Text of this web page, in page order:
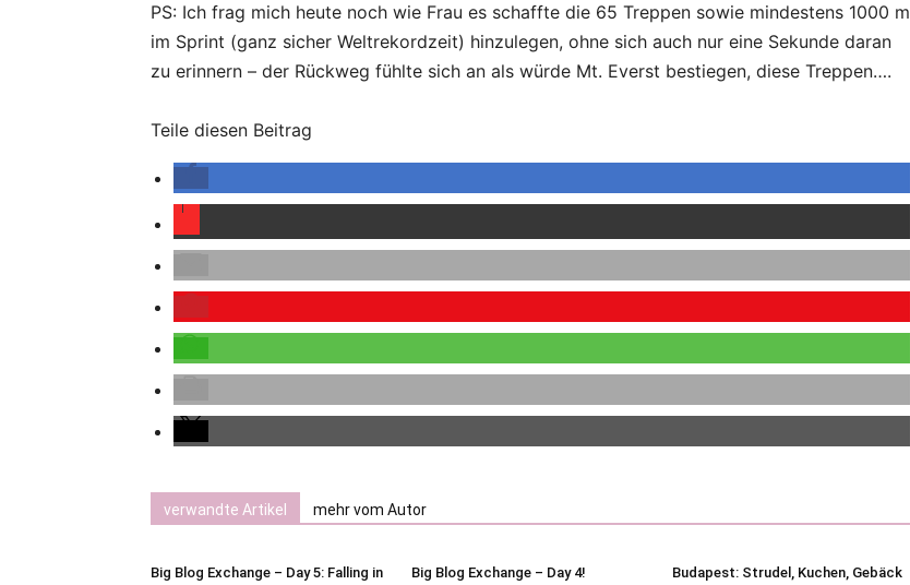
PS: Ich frag mich heute noch wie Frau es schaffte die 65 Treppen sowie mindestens 1000 m
im Sprint (ganz sicher Weltrekordzeit) hinzulegen, ohne sich auch nur eine Sekunde daran
zu erinnern – der Rückweg fühlte sich an als würde Mt. Everst bestiegen, diese Treppen….
Teile diesen Beitrag
verwandte Artikel mehr vom Autor
Big Blog Exchange – Day 5: Falling in
Big Blog Exchange – Day 4! Budapest: Strudel, Kuchen, Gebäck